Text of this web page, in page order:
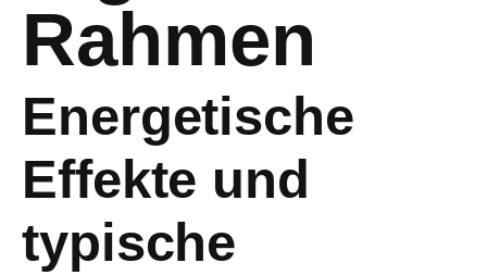
Rahmen
Energetische
Effekte und
typische